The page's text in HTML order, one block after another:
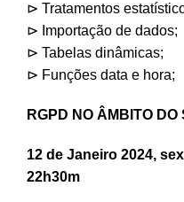
⊳ Tratamentos
⊳ Importação de dados;
⊳ Tabelas dinâmicas;
⊳ Funções data e hora;
RGPD NO ÂMBITO DO
12 de Janeiro 2024,
22h30m